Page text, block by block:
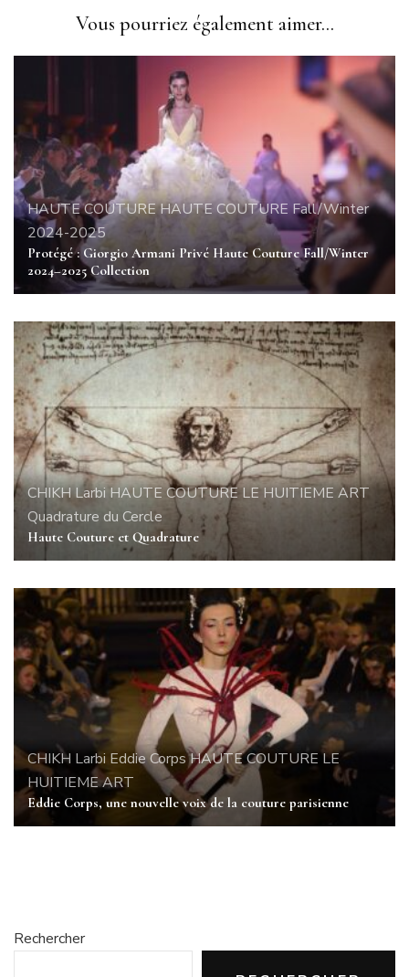
Vous pourriez également aimer...
HAUTE COUTUREHAUTE COUTURE Fall/Winter
2024-2025
Protégé : Giorgio Armani Privé Haute Couture Fall/Winter
2024–2025 Collection
CHIKH Larbi HAUTE COUTURELE HUITIEME ART
Quadrature du Cercle
Haute Couture et Quadrature
CHIKH Larbi Eddie Corps HAUTE COUTURE LE
HUITIEME ART
Eddie Corps, une nouvelle voix de la couture parisienne
Rechercher